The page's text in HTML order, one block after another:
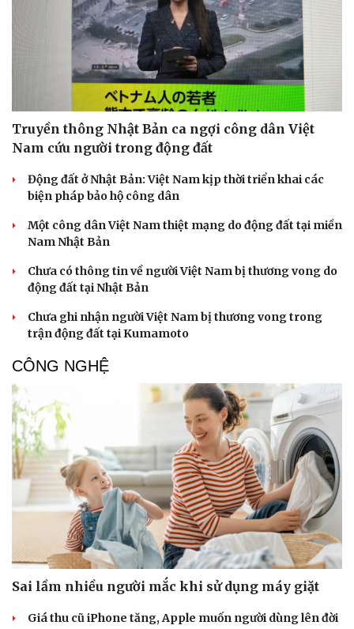
Thể thao
Ô tô - Xe máy
Truyền thông Nhật Bản ca ngợi công dân Việt
Nam cứu người trong động đất
Động đất ở Nhật Bản: Việt Nam kịp thời triển khai các
biện pháp bảo hộ công dân
Một công dân Việt Nam thiệt mạng do động đất tại miền
Nam Nhật Bản
Chưa có thông tin về người Việt Nam bị thương vong do
động đất tại Nhật Bản
Chưa ghi nhận người Việt Nam bị thương vong trong
trận động đất tại Kumamoto
CÔNG NGHỆ
Sai lầm nhiều người mắc khi sử dụng máy giặt
Giá thu cũ iPhone tăng, Apple muốn người dùng lên đời